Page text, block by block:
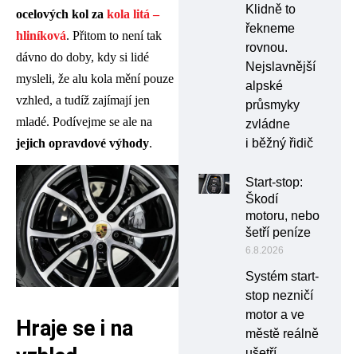
ocelových kol za kola litá –
hliníková. Přitom to není tak
dávno do doby, kdy si lidé
mysleli, že alu kola mění pouze
vzhled, a tudíž zajímají jen
mladé. Podívejme se ale na
jejich opravdové výhody.
Hraje se i na
Klidně to
řekneme
rovnou.
Nejslavnější
alpské
průsmyky
zvládne
i běžný řidič
Start-stop:
Škodí
motoru, nebo
šetří peníze
6.8.2026
Systém start-
stop nezničí
motor a ve
městě reálně